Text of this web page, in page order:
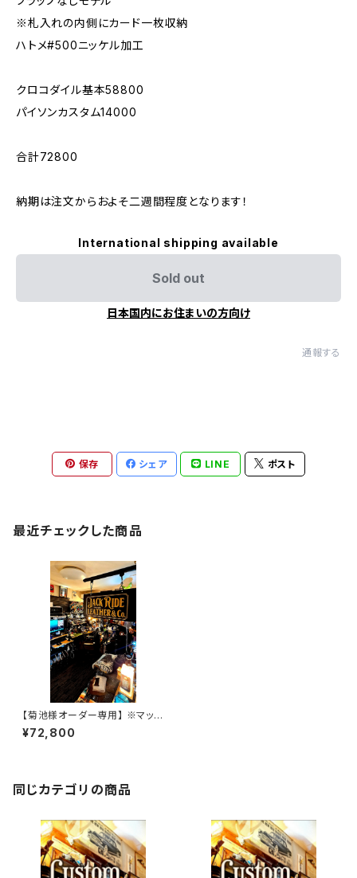
※札入れの内側にカード一枚収納
ハトメ#500ニッケル加工
クロコダイル基本58800
パイソンカスタム14000
合計72800
納期は注文からおよそ二週間程度となります！
International shipping available
Sold out
日本国内にお住まいの方向け
通報する
保存 シェア LINE ポスト
最近チェックした商品
【菊池様オーダー専用】 ※マット
ブラッククロコSSW
¥72,800
同じカテゴリの商品